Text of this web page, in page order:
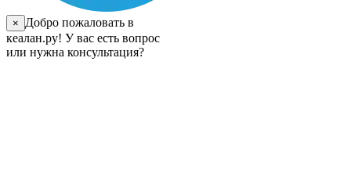
×
Добро пожаловать в
кеалан.ру! У вас есть вопрос
или нужна консультация?